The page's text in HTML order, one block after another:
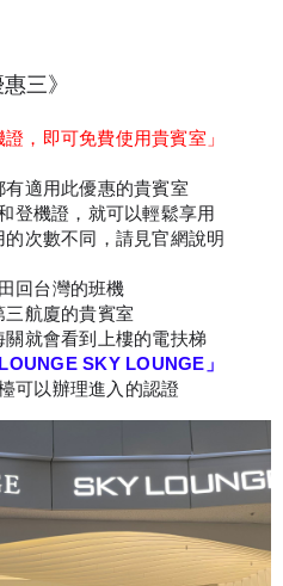
惠三》
，即可免費使用貴賓室」
有適用此優惠的貴賓室
登機證，就可以輕鬆享用
次數不同，請見官網說明
回台灣的班機
三航廈的貴賓室
就會看到上樓的電扶梯
LOUNGE SKY LOUNGE」
可以辦理進入的認證